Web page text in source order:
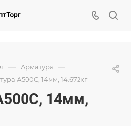
— Арматура —
А500С, 14мм, 14.672кг
14мм,